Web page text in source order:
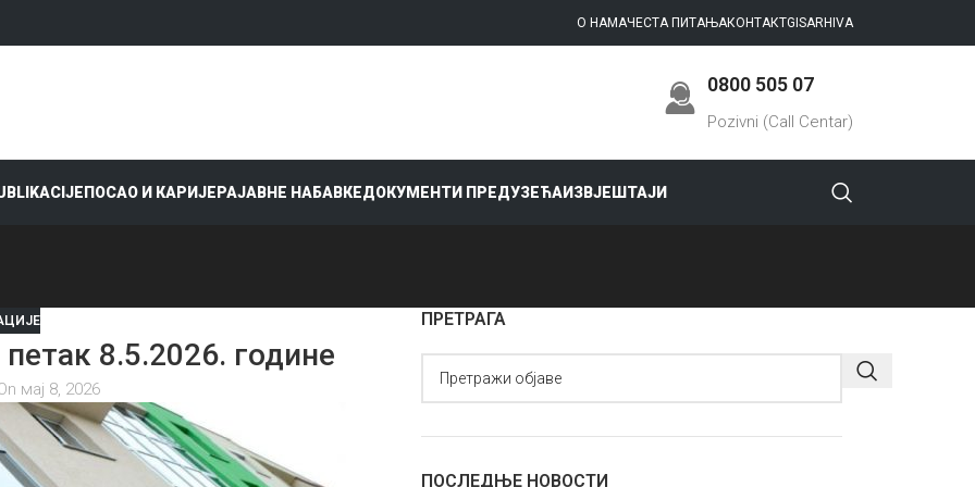
О НАМАЧЕСТА ПИТАЊАКОНТАКТGISARHIVA
0800 505 07
Pozivni (Call Centar)
ПОСАО И КАРИЈЕРАЈАВНЕ НАБАВКЕДОКУМЕНТИ ПРЕДУЗЕЋАИЗВЈЕШТАЈИ
8.5.2026. године
мај 8, 2026
ПРЕТРАГА
ПОСЛЕДЊЕ НОВОСТИ